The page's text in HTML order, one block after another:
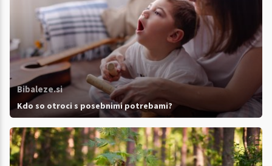
Bibaleze.si
Kdo so otroci s posebnimi potrebami?